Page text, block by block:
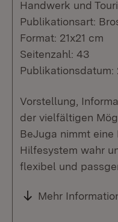
Handwerk und
Publikationsart:
Format: 21x21 cm
Seitenzahl: 43
Publikationsdatum:
Vorstellung,
der vielfältigen
BeJuga nimmt
Hilfesystem wahr
flexibel und
Mehr